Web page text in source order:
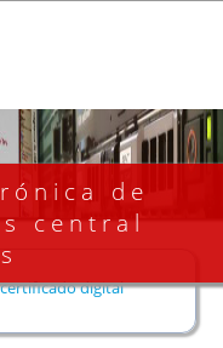
de
central
digital